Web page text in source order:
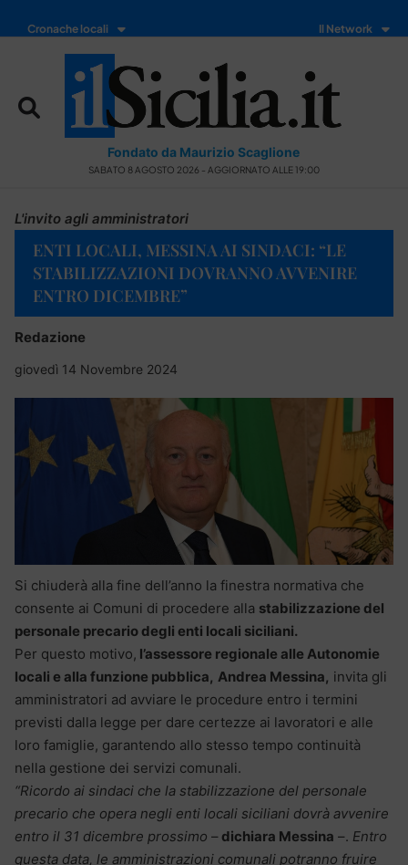
Cronache locali Il Network
Fondato da Maurizio Scaglione
SABATO 8 AGOSTO 2026 - AGGIORNATO ALLE 19:00
L'invito agli amministratori
ENTI LOCALI, MESSINA AI SINDACI: “LE
STABILIZZAZIONI DOVRANNO AVVENIRE
ENTRO DICEMBRE”
Redazione
giovedì 14 Novembre 2024
Si chiuderà alla fine dell’anno la finestra normativa che
consente ai Comuni di procedere alla stabilizzazione del
personale precario degli enti locali siciliani.
Per questo motivo, l’assessore regionale alle Autonomie
locali e alla funzione pubblica, Andrea Messina, invita gli
amministratori ad avviare le procedure entro i termini
previsti dalla legge per dare certezze ai lavoratori e alle
loro famiglie, garantendo allo stesso tempo continuità
nella gestione dei servizi comunali.
“Ricordo ai sindaci che la stabilizzazione del personale
precario che opera negli enti locali siciliani dovrà avvenire
entro il 31 dicembre prossimo – dichiara Messina –. Entro
questa data, le amministrazioni comunali potranno fruire